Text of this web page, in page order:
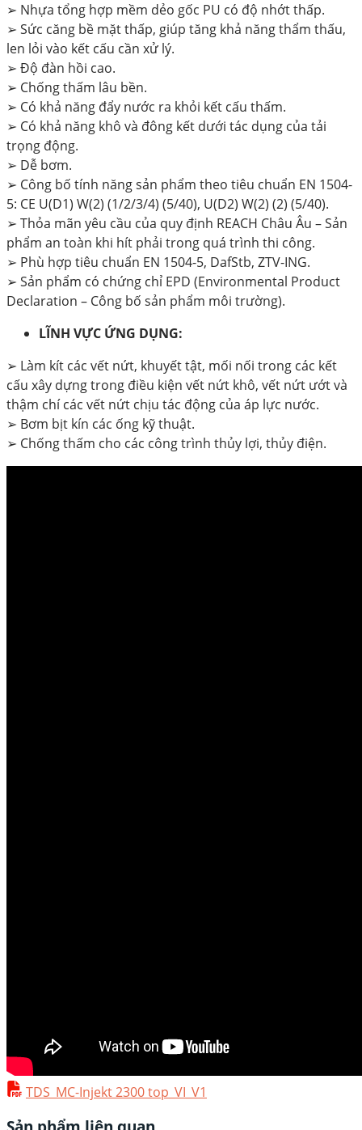
➢ Nhựa tổng hợp mềm dẻo gốc PU có độ nhớt thấp.
➢ Sức căng bề mặt thấp, giúp tăng khả năng thẩm thấu,
len lỏi vào kết cấu cần xử lý.
➢ Độ đàn hồi cao.
➢ Chống thấm lâu bền.
➢ Có khả năng đẩy nước ra khỏi kết cấu thấm.
➢ Có khả năng khô và đông kết dưới tác dụng của tải
trọng động.
➢ Dễ bơm.
➢ Công bố tính năng sản phẩm theo tiêu chuẩn EN 1504-
5: CE U(D1) W(2) (1/2/3/4) (5/40), U(D2) W(2) (2) (5/40).
➢ Thỏa mãn yêu cầu của quy định REACH Châu Âu – Sản
phẩm an toàn khi hít phải trong quá trình thi công.
➢ Phù hợp tiêu chuẩn EN 1504-5, DafStb, ZTV-ING.
➢ Sản phẩm có chứng chỉ EPD (Environmental Product
Declaration – Công bố sản phẩm môi trường).
LĨNH VỰC ỨNG DỤNG:
➢ Làm kít các vết nứt, khuyết tật, mối nối trong các kết
cấu xây dựng trong điều kiện vết nứt khô, vết nứt ướt và
thậm chí các vết nứt chịu tác động của áp lực nước.
➢ Bơm bịt kín các ống kỹ thuật.
➢ Chống thấm cho các công trình thủy lợi, thủy điện.
TDS_MC-Injekt 2300 top_VI_V1